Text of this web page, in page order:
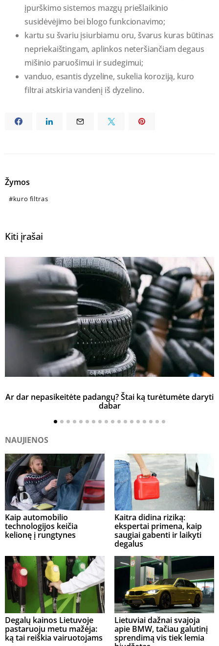
įpurškimo sistemos mazgų priešlaikinio
susidėvėjimo bei blogo funkcionavimo;
kartu su švariu įsiurbiamu oru, švarus kuras būtinas
nepriekaištingam, aplinkos neteršiančiam degaus
mišinio paruošimui ir sudegimui;
vanduo, esantis dyzeline, sukelia koroziją, kuro
filtrai atskiria vandenį iš dyzelino.
Žymos
kuro filtras
Kiti įrašai
Ar dar nepasikeitėte padangų? Štai ką turėtumėte daryti
dabar
NAUJIENOS
Kaip automobilio
technologijos keičia
kelionę į rungtynes
Kaitra didina riziką:
ekspertai primena, kaip
saugiai gabenti ir laikyti
degalus
Degalų kainos Lietuvoje
pastaruoju metu mažėja:
ką tai reiškia vairuotojams
Lietuviai dažnai svajoja
apie BMW, tačiau galutinį
sprendimą vis tiek lemia